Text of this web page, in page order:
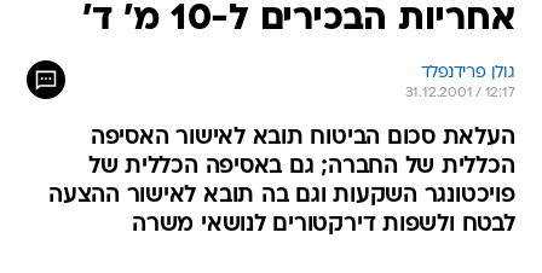
אחריות הבכירים ל-10 מ' ד'
גולן פרידנפלד
31.12.2001 / 12:17
העלאת סכום הביטוח תובא לאישור האסיפה
הכללית של החברה; גם באסיפה הכללית של
פויכטונגר השקעות וגם בה תובא לאישור ההצעה
לבטח ולשפות דירקטורים לנושאי משרה